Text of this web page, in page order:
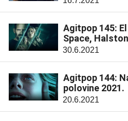
Agitpop 145:
Space, Halston
30.6.2021
Agitpop 144:
polovine 2021.
20.6.2021